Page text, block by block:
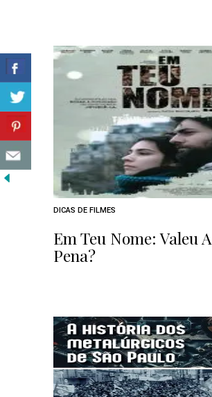
DICAS DE FILMES
Em Teu Nome: Valeu A
Pena?